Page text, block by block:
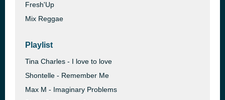
Fresh'Up
Mix Reggae
Playlist
Tina Charles - I love to love
Shontelle - Remember Me
Max M - Imaginary Problems